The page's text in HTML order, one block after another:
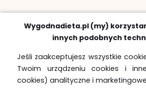
Metody płatności:
Strefy bezpłatnych
Wygodnadieta.pl (my)
innych podobnych
Jeśli zaakceptujesz wszystkie
Twoim urządzeniu cookies i
cookies) analityczne i marketingowe